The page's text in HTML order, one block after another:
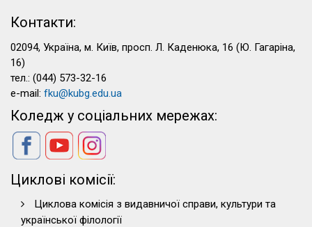
Контакти:
02094, Україна, м. Київ, просп. Л. Каденюка, 16 (Ю. Гагаріна,
16)
тел.: (044) 573-32-16
e-mail: fku@kubg.edu.ua
Коледж у соціальних мережах:
Циклові комісії:
Циклова комісія з видавничої справи, культури та
української філології